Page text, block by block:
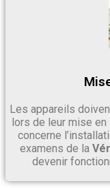
Les appareils
lors de leur mise
concerne
examens de la
devenir